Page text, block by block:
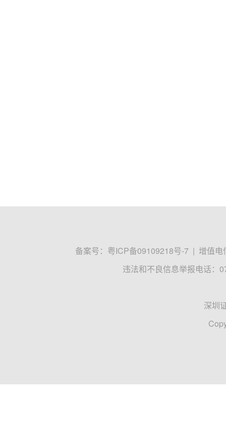
备案号： 粤ICP备09109218号-7 | 增值电
违法和不良信息举报电话：
深圳